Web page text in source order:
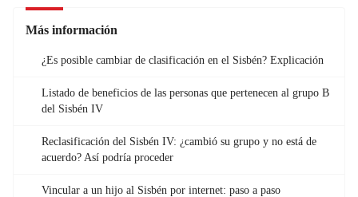
Más información
¿Es posible cambiar de clasificación en el Sisbén? Explicación
Listado de beneficios de las personas que pertenecen al grupo B
del Sisbén IV
Reclasificación del Sisbén IV: ¿cambió su grupo y no está de
acuerdo? Así podría proceder
Vincular a un hijo al Sisbén por internet: paso a paso